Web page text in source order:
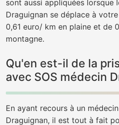
sont aussi appliquées lorsque
Draguignan se déplace à
0,61 euro/ km en plaine et de
montagne.
Qu'en est-il de la
avec SOS médecin
En ayant recours à un
Draguignan, il est tout à fait